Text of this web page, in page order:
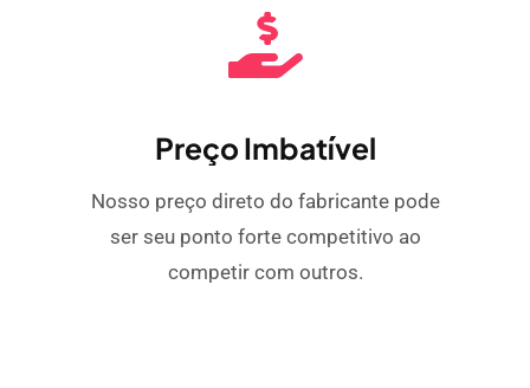
Preço Imbatível
Nosso preço direto do fabricante pode
ser seu ponto forte competitivo ao
competir com outros.